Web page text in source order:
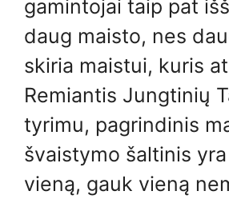
gamintojai taip pat
daug maisto, nes
skiria maistui, kuris
Remiantis Jungtinių
tyrimu, pagrindinis
švaistymo šaltinis yra
vieną, gauk vieną